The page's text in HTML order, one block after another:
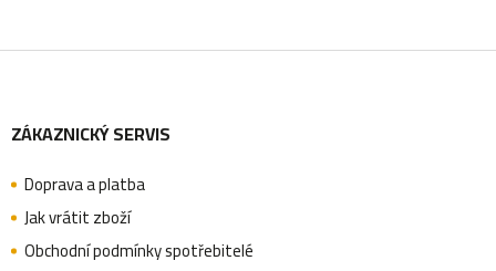
á
p
ZÁKAZNICKÝ SERVIS
Doprava a platba
Jak vrátit zboží
Obchodní podmínky spotřebitelé